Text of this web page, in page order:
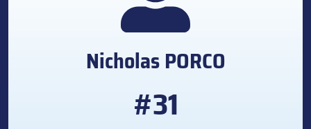
NicholasPORCO
#31